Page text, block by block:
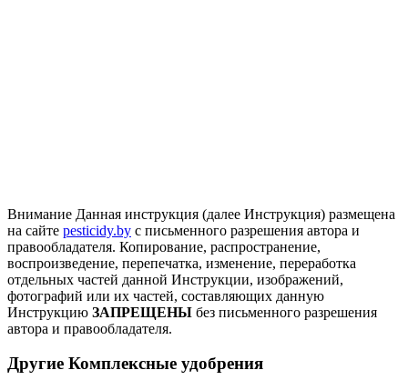
Внимание Данная инструкция (далее Инструкция) размещена
на сайте pesticidy.by с письменного разрешения автора и
правообладателя. Копирование, распространение,
воспроизведение, перепечатка, изменение, переработка
отдельных частей данной Инструкции, изображений,
фотографий или их частей, составляющих данную
Инструкцию ЗАПРЕЩЕНЫ без письменного разрешения
автора и правообладателя.
Другие Комплексные удобрения